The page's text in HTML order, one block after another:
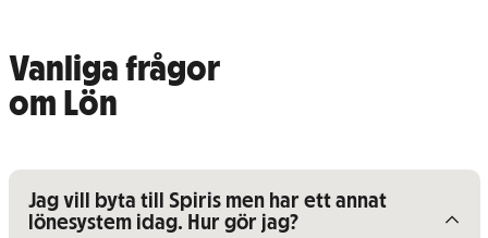
Vanliga frågor
om Lön
Visa/dölj innehåll för
Jag vill byta till Spiris men har ett annat
lönesystem idag. Hur gör jag?